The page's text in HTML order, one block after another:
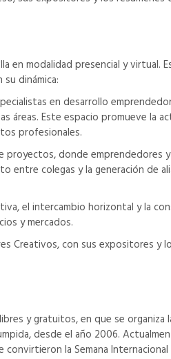
en modalidad presencial y virtual.
dinámica:
en desarrollo
áreas. Este espacio promueve la
profesionales.
donde emprendedores
entre colegas y la generación
el intercambio horizontal y la
y mercados.
Creativos, con sus expositores y
y gratuitos, en que se organiza
desde el año 2006.
convirtieron la Semana